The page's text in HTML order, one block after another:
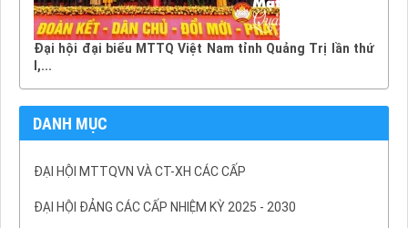
Đại hội đại biểu MTTQ Việt Nam tỉnh Quảng Trị lần thứ
I,...
DANH MỤC
ĐẠI HỘI MTTQVN VÀ CT-XH CÁC CẤP
ĐẠI HỘI ĐẢNG CÁC CẤP NHIỆM KỲ 2025 - 2030